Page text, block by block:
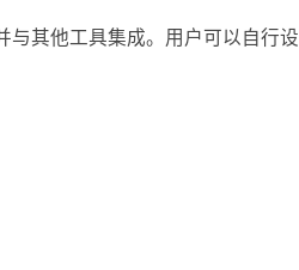
其他工具集成。用户可以自行设